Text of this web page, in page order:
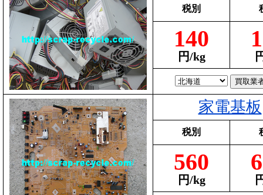
税別
140
円/kg
家電基板
税別
560
円/kg